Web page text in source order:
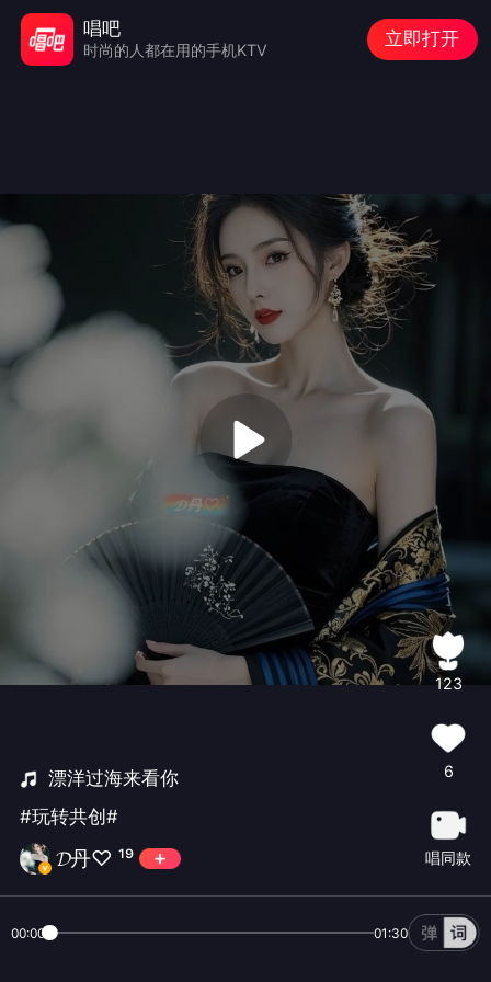
漂洋过海来看你
#玩转共创#
𝓓丹♡ ¹⁹
123
6
唱同款
00:00 01:30
唱吧
时尚的人都在用的手机KTV
立即打开